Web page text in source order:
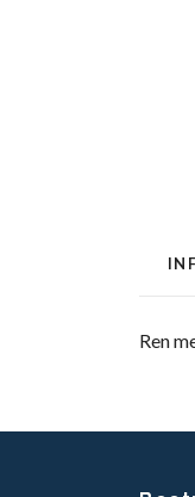
Ren